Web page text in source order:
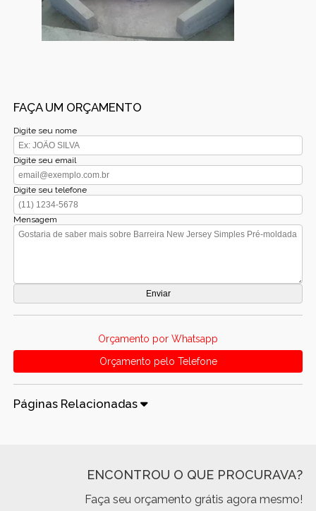
FAÇA UM ORÇAMENTO
Digite seu nome
Digite seu email
Digite seu telefone
Mensagem
Orçamento por Whatsapp
Orçamento pelo Telefone
Páginas Relacionadas
ENCONTROU O QUE PROCURAVA?
Faça seu orçamento grátis agora mesmo!